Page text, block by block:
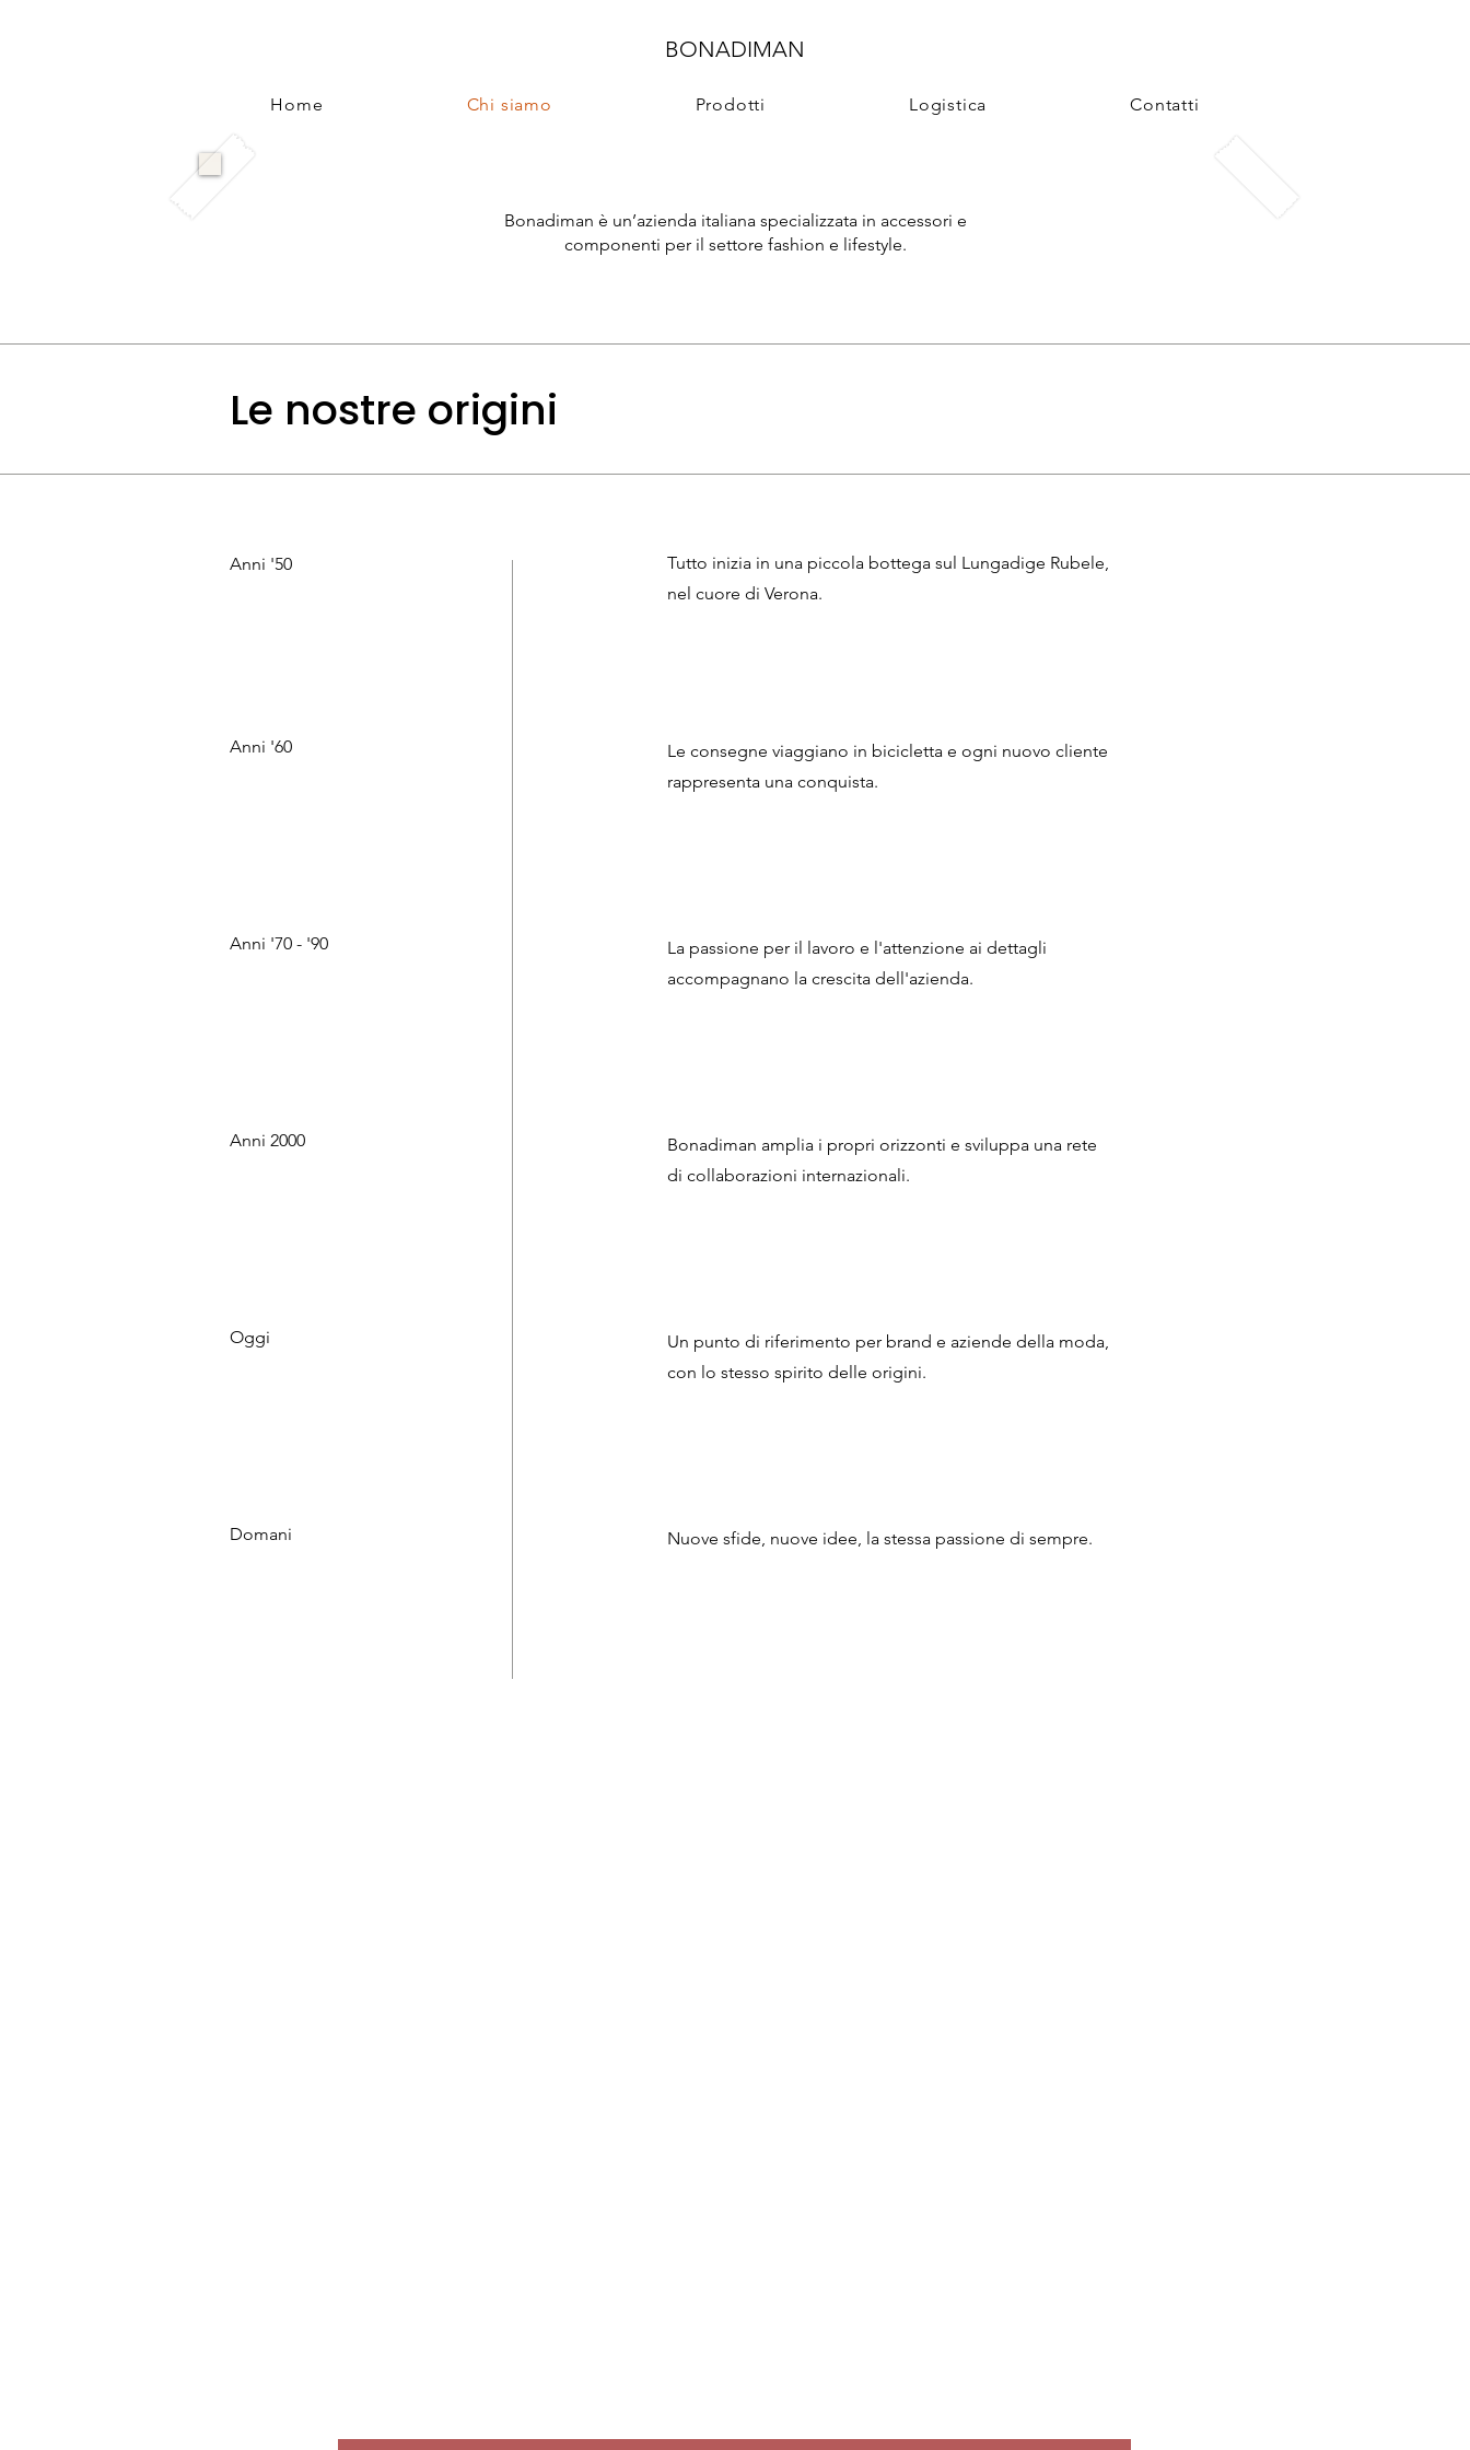
BONADIMAN
Home Chi siamo Prodotti Logistica Contatti
Bonadiman è un’azienda italiana specializzata in accessori e
componenti per il settore fashion e lifestyle.
Le nostre origini
Anni '60
Anni '70 - '90
Anni 2000
Oggi
Domani
Le consegne viaggiano in bicicletta e ogni nuovo cliente
rappresenta una conquista.
La passione per il lavoro e l'attenzione ai dettagli
accompagnano la crescita dell'azienda.
Bonadiman amplia i propri orizzonti e sviluppa una rete
di collaborazioni internazionali.
Un punto di riferimento per brand e aziende della moda,
con lo stesso spirito delle origini.
Nuove sfide, nuove idee, la stessa passione di sempre.
Anni '50
Tutto inizia in una piccola bottega sul Lungadige Rubele,
nel cuore di Verona.